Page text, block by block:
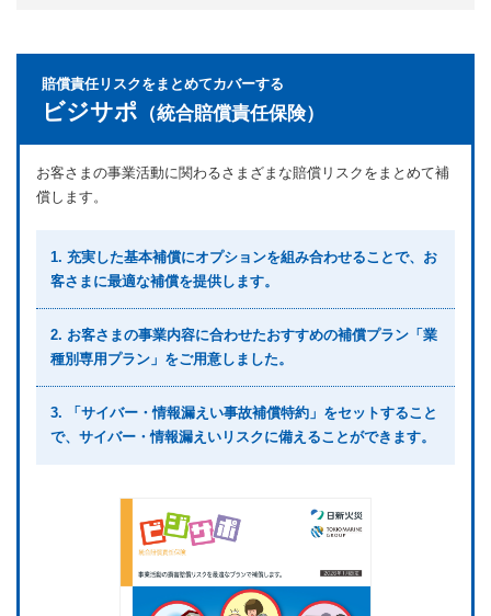
賠償責任リスクをまとめてカバーする
ビジサポ （統合賠償責任保険）
お客さまの事業活動に関わるさまざまな賠償リスクをまとめて補
償します。
1. 充実した基本補償にオプションを組み合わせることで、お
客さまに最適な補償を提供します。
2. お客さまの事業内容に合わせたおすすめの補償プラン「業
種別専用プラン」をご用意しました。
3. 「サイバー・情報漏えい事故補償特約」をセットすること
で、サイバー・情報漏えいリスクに備えることができます。